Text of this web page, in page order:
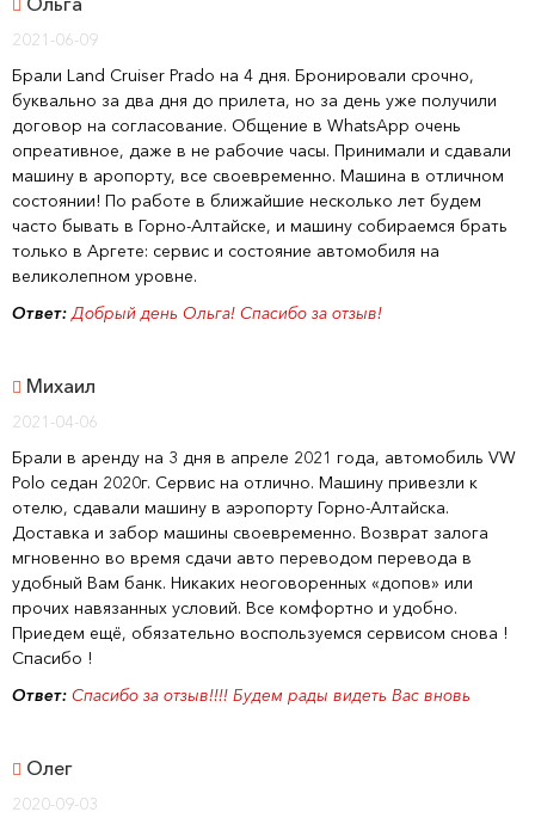
2021-06-09
Брали Land Cruiser Prado на 4 дня. Бронировали срочно,
буквально за два дня до прилета, но за день уже получили
договор на согласование. Общение в WhatsApp очень
опреативное, даже в не рабочие часы. Принимали и сдавали
машину в аропорту, все своевременно. Машина в отличном
состоянии! По работе в ближайшие несколько лет будем
часто бывать в Горно-Алтайске, и машину собираемся брать
только в Аргете: сервис и состояние автомобиля на
великолепном уровне.
Ответ:Добрый день Ольга! Спасибо за отзыв!
Михаил
2021-04-06
Брали в аренду на 3 дня в апреле 2021 года, автомобиль VW
Polo седан 2020г. Сервис на отлично. Машину привезли к
отелю, сдавали машину в аэропорту Горно-Алтайска.
Доставка и забор машины своевременно. Возврат залога
мгновенно во время сдачи авто переводом перевода в
удобный Вам банк. Никаких неоговоренных «допов» или
прочих навязанных условий. Все комфортно и удобно.
Приедем ещё, обязательно воспользуемся сервисом снова !
Спасибо !
Ответ: Спасибо за отзыв!!!! Будем рады видеть Вас вновь
Олег
2020-09-03